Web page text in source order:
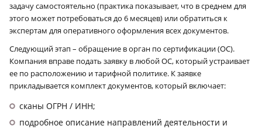
задачу самостоятельно (практика показывает, что в среднем для
этого может потребоваться до 6 месяцев) или обратиться к
экспертам для оперативного оформления всех документов.
Следующий этап – обращение в орган по сертификации (ОС).
Компания вправе подать заявку в любой ОС, который устраивает
ее по расположению и тарифной политике. К заявке
прикладывается комплект документов, который включает:
сканы ОГРН / ИНН;
подробное описание направлений деятельности и